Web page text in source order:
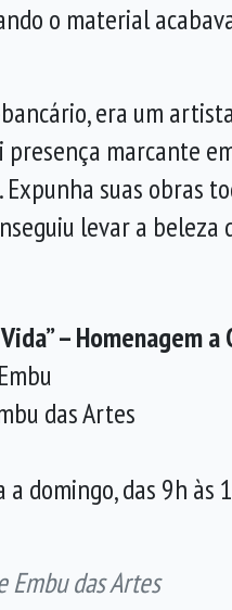
o material
era um
presença marcante
suas obras
levar a
– Homenagem a
das Artes
domingo, das 9h às
Embu das Artes